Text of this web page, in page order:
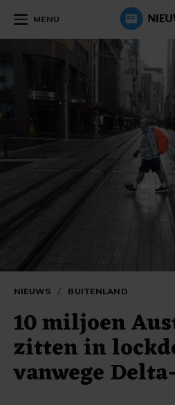
MENU
NIEUWS / BUITENLAND
10 miljoen
zitten in
vanwege